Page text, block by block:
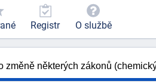
některých zákonů
Registr O službě